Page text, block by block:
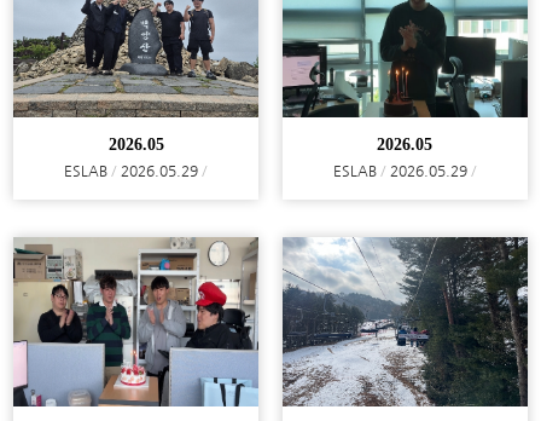
2026.05
ESLAB 2026.05.29
2026.05
ESLAB 2026.05.29